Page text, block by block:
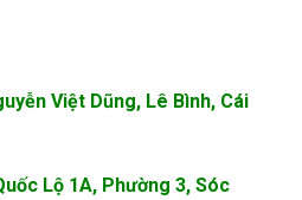
Việt Dũng, Lê Bình, Cái
Lộ 1A, Phường 3, Sóc